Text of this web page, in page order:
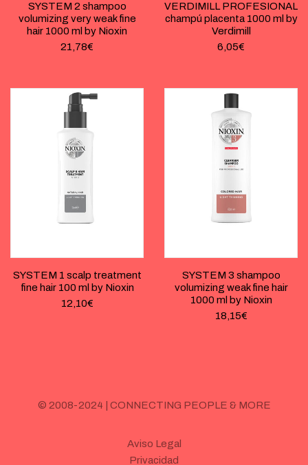
SYSTEM 2 shampoo
volumizing very weak fine
hair 1000 ml by Nioxin
21,78€
VERDIMILL PROFESIONAL
champú placenta 1000 ml by
Verdimill
6,05€
SYSTEM 1 scalp treatment
fine hair 100 ml by Nioxin
12,10€
SYSTEM 3 shampoo
volumizing weak fine hair
1000 ml by Nioxin
18,15€
© 2008-2024 | CONNECTING PEOPLE & MORE
Aviso Legal
Privacidad